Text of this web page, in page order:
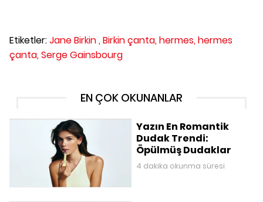
Etiketler:Jane Birkin ,Birkin çanta,hermes,hermes
çanta,Serge Gainsbourg
EN ÇOK OKUNANLAR
Yazın En Romantik
Dudak Trendi:
Öpülmüş Dudaklar
4 dakika okunma süresi